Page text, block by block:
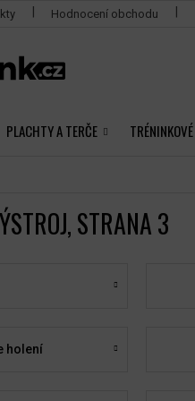
Hodnocení obchodu
PLACHTY A TERČE
, STRANA 3
holení